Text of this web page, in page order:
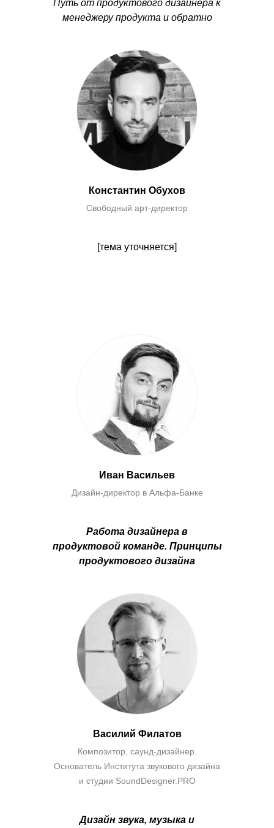
Путь от продуктового дизайнера к
менеджеру продукта и обратно
Константин Обухов
Свободный арт-директор
[тема уточняется]
Иван Васильев
Дизайн-директор в Альфа-Банке
Работа дизайнера в
продуктовой команде. Принципы
продуктового дизайна
Василий Филатов
Композитор, саунд-дизайнер.
Основатель Института звукового дизайна
и студии SoundDesigner.PRO
Дизайн звука, музыка и